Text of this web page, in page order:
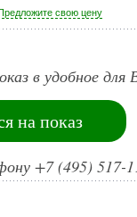
свою цену
в удобное для
на показ
+7 (495) 517-